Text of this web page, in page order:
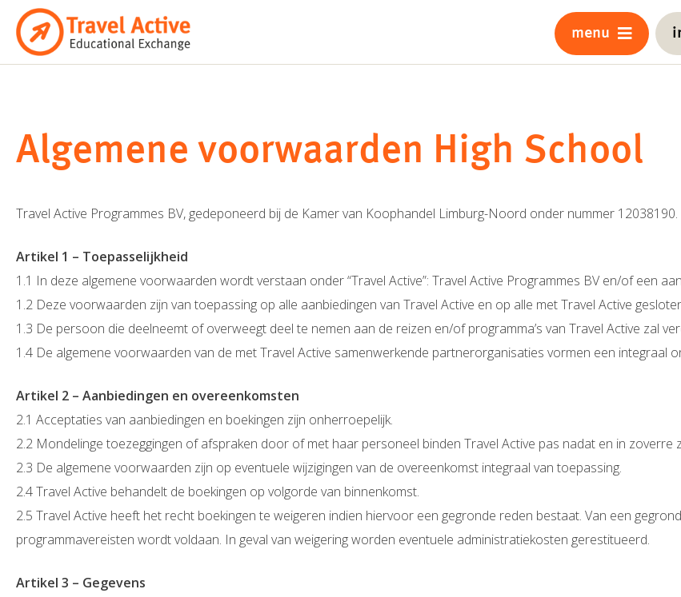
naar
menu
Algemene voorwaarden High School
Travel Active Programmes BV, gedeponeerd bij de Kamer van Koophandel Limburg-Noord onder nummer 12038190.
Artikel 1 – Toepasselijkheid
1.1 In deze algemene voorwaarden wordt verstaan onder “Travel Active”: Travel Active Programmes BV en/of een
1.2 Deze voorwaarden zijn van toepassing op alle aanbiedingen van Travel Active en op alle met Travel Active
1.3 De persoon die deelneemt of overweegt deel te nemen aan de reizen en/of programma’s van Travel Active zal
1.4 De algemene voorwaarden van de met Travel Active samenwerkende partnerorganisaties vormen een integraal
Artikel 2 – Aanbiedingen en overeenkomsten
2.1 Acceptaties van aanbiedingen en boekingen zijn onherroepelijk.
2.2 Mondelinge toezeggingen of afspraken door of met haar personeel binden Travel Active pas nadat en in zoverre
2.3 De algemene voorwaarden zijn op eventuele wijzigingen van de overeenkomst integraal van toepassing.
2.4 Travel Active behandelt de boekingen op volgorde van binnenkomst.
2.5 Travel Active heeft het recht boekingen te weigeren indien hiervoor een gegronde reden bestaat. Van een
programmavereisten wordt voldaan. In geval van weigering worden eventuele administratiekosten gerestitueerd.
Artikel 3 – Gegevens